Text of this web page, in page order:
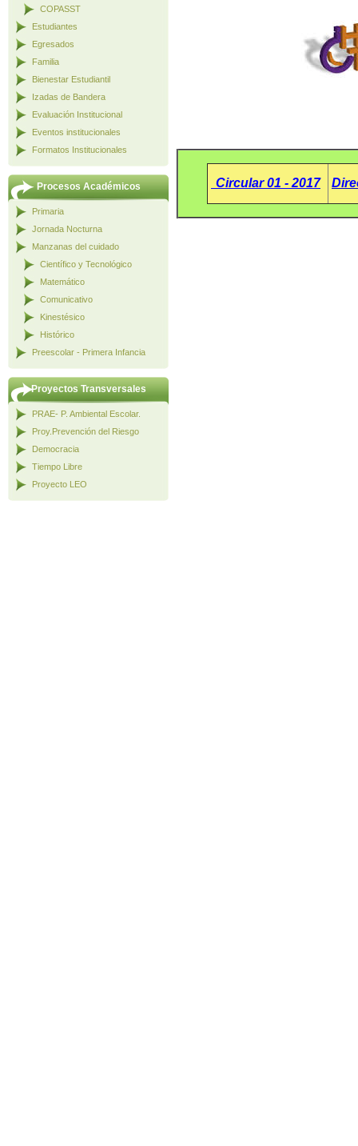
COPASST
Estudiantes
Egresados
Familia
Bienestar Estudiantil
Izadas de Bandera
Evaluación Institucional
Eventos institucionales
Formatos Institucionales
Procesos Académicos
Primaria
Jornada Nocturna
Manzanas del cuidado
Científico y Tecnológico
Matemático
Comunicativo
Kinestésico
Histórico
Preescolar - Primera Infancia
Proyectos Transversales
PRAE- P. Ambiental Escolar.
Proy.Prevención del Riesgo
Democracia
Tiempo Libre
Proyecto LEO
Circular 01 - 2017